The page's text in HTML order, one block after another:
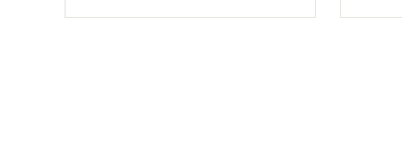
Typ Typ